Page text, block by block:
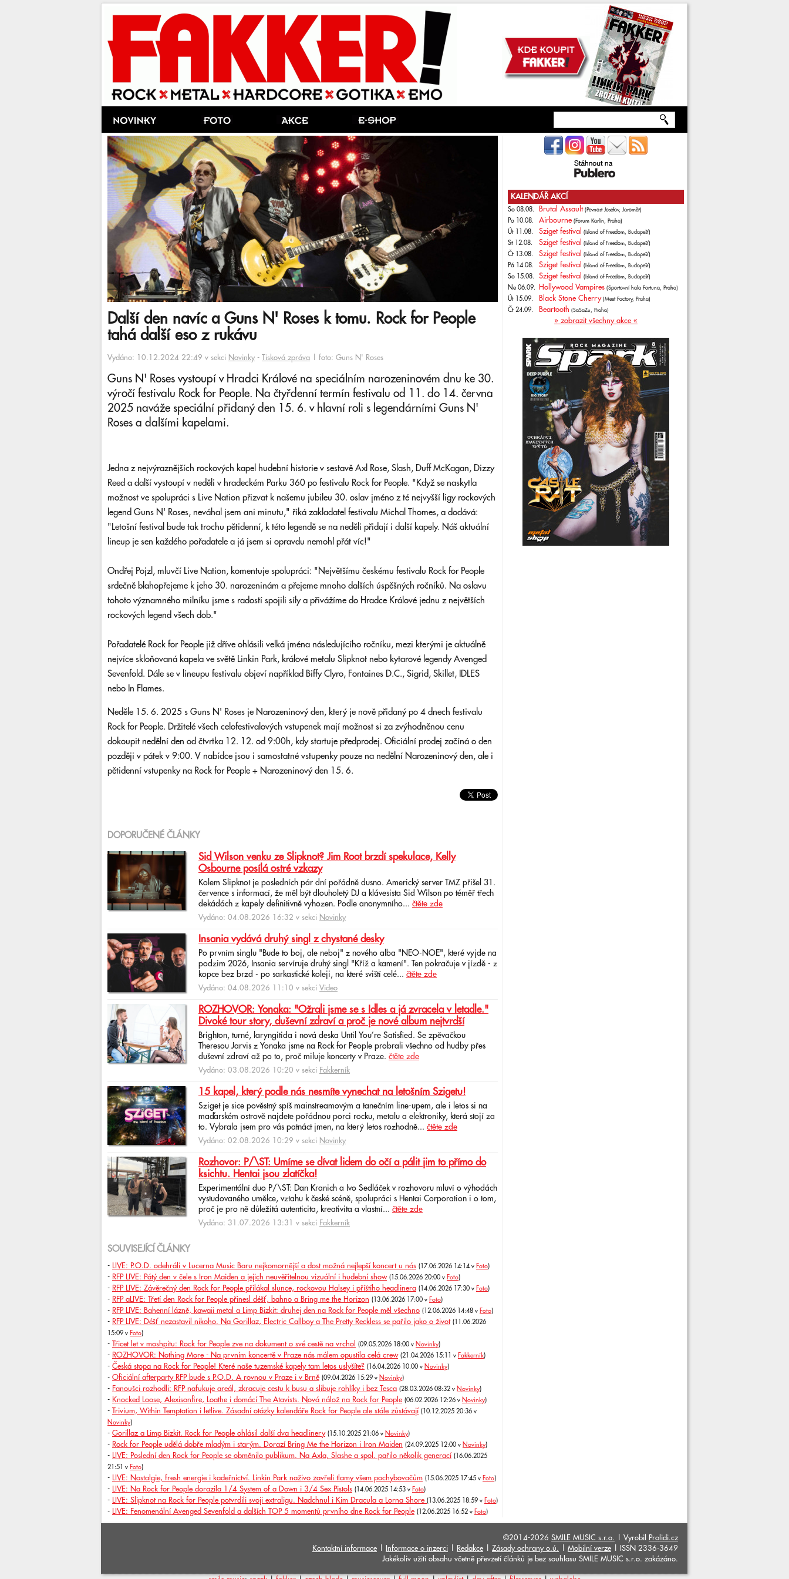
Další den navíc a Guns N' Roses k tomu. Rock for People
tahá další eso z rukávu
Vydáno: 10.12.2024 22:49 v sekci Novinky - Tisková zpráva | foto: Guns N' Roses
Guns N' Roses vystoupí v Hradci Králové na speciálním narozeninovém dnu ke 30.
výročí festivalu Rock for People. Na čtyřdenní termín festivalu od 11. do 14. června
2025 naváže speciální přidaný den 15. 6. v hlavní roli s legendárními Guns N'
Roses a dalšími kapelami.
Jedna z nejvýraznějších rockových kapel hudební historie v sestavě Axl Rose, Slash, Duff McKagan, Dizzy
Reed a další vystoupí v neděli v hradeckém Parku 360 po festivalu Rock for People. "Když se naskytla
možnost ve spolupráci s Live Nation přizvat k našemu jubileu 30. oslav jméno z té nejvyšší ligy rockových
legend Guns N' Roses, neváhal jsem ani minutu," říká zakladatel festivalu Michal Thomes, a dodává:
"Letošní festival bude tak trochu pětidenní, k této legendě se na neděli přidají i další kapely. Náš aktuální
lineup je sen každého pořadatele a já jsem si opravdu nemohl přát víc!"
Ondřej Pojzl, mluvčí Live Nation, komentuje spolupráci: "Největšímu českému festivalu Rock for People
srdečně blahopřejeme k jeho 30. narozeninám a přejeme mnoho dalších úspěšných ročníků. Na oslavu
tohoto významného milníku jsme s radostí spojili síly a přivážíme do Hradce Králové jednu z největších
rockových legend všech dob."
Pořadatelé Rock for People již dříve ohlásili velká jména následujícího ročníku, mezi kterými je aktuálně
nejvíce skloňovaná kapela ve světě Linkin Park, králové metalu Slipknot nebo kytarové legendy Avenged
Sevenfold. Dále se v lineupu festivalu objeví například Biffy Clyro, Fontaines D.C., Sigrid, Skillet, IDLES
nebo In Flames.
Neděle 15. 6. 2025 s Guns N' Roses je Narozeninový den, který je nově přidaný po 4 dnech festivalu
Rock for People. Držitelé všech celofestivalových vstupenek mají možnost si za zvýhodněnou cenu
dokoupit nedělní den od čtvrtka 12. 12. od 9:00h, kdy startuje předprodej. Oficiální prodej začíná o den
později v pátek v 9:00. V nabídce jsou i samostatné vstupenky pouze na nedělní Narozeninový den, ale i
pětidenní vstupenky na Rock for People + Narozeninový den 15. 6.
DOPORUČENÉ ČLÁNKY
Sid Wilson venku ze Slipknot? Jim Root brzdí spekulace, Kelly
Osbourne posílá ostré vzkazy
Kolem Slipknot je posledních pár dní pořádně dusno. Americký server TMZ přišel 31.
července s informací, že měl být dlouholetý DJ a klávesista Sid Wilson po téměř třech
dekádách z kapely definitivně vyhozen. Podle anonymního... čtěte zde
Vydáno: 04.08.2026 16:32 v sekci Novinky
Insania vydává druhý singl z chystané desky
Po prvním singlu "Bude to boj, ale neboj" z nového alba "NEO-NOE", které vyjde na
podzim 2026, Insania servíruje druhý singl "Kříž a kamení". Ten pokračuje v jízdě - z
kopce bez brzd - po sarkastické koleji, na které sviští celé... čtěte zde
Vydáno: 04.08.2026 11:10 v sekci Video
ROZHOVOR: Yonaka: "Ožrali jsme se s Idles a já zvracela v letadle."
Divoké tour story, duševní zdraví a proč je nové album nejtvrdší
Brighton, turné, laryngitida i nová deska Until You’re Satisfied. Se zpěvačkou
Theresou Jarvis z Yonaka jsme na Rock for People probrali všechno od hudby přes
duševní zdraví až po to, proč miluje koncerty v Praze. čtěte zde
Vydáno: 03.08.2026 10:20 v sekci Fakkerník
15 kapel, který podle nás nesmíte vynechat na letošním Szigetu!
Sziget je sice pověstný spíš mainstreamovým a tanečním line-upem, ale i letos si na
maďarském ostrově najdete pořádnou porci rocku, metalu a elektroniky, která stojí za
to. Vybrala jsem pro vás patnáct jmen, na který letos rozhodně... čtěte zde
Vydáno: 02.08.2026 10:29 v sekci Novinky
Rozhovor: P/\ST: Umíme se dívat lidem do očí a pálit jim to přímo do
ksichtu. Hentai jsou zlatíčka!
Experimentální duo P/\ST: Dan Kranich a Ivo Sedláček v rozhovoru mluví o výhodách
vystudovaného umělce, vztahu k české scéně, spolupráci s Hentai Corporation i o tom,
proč je pro ně důležitá autenticita, kreativita a vlastní... čtěte zde
Vydáno: 31.07.2026 13:31 v sekci Fakkerník
SOUVISEJÍCÍ ČLÁNKY
- LIVE: P.O.D. odehráli v Lucerna Music Baru nejkomornější a dost možná nejlepší koncert u nás (17.06.2026 14:14 v Foto)
- RFP LIVE: Pátý den v čele s Iron Maiden a jejich neuvěřitelnou vizuální i hudební show (15.06.2026 20:00 v Foto)
- RFP LIVE: Závěrečný den Rock for People přilákal slunce, rockovou Halsey i příštího headlinera (14.06.2026 17:30 v Foto)
- RFP aLIVE: Třetí den Rock for People přinesl déšť, bahno a Bring me the Horizon (13.06.2026 17:00 v Foto)
- RFP LIVE: Bahenní lázně, kawaii metal a Limp Bizkit: druhej den na Rock for People měl všechno (12.06.2026 14:48 v Foto)
- RFP LIVE: Déšť nezastavil nikoho. Na Gorillaz, Electric Callboy a The Pretty Reckless se pařilo jako o život (11.06.2026
15:09 v Foto)
- Třicet let v moshpitu: Rock for People zve na dokument o své cestě na vrchol (09.05.2026 18:00 v Novinky)
- ROZHOVOR: Nothing More - Na prvním koncertě v Praze nás málem opustila celá crew (21.04.2026 15:11 v Fakkerník)
- Česká stopa na Rock for People! Které naše tuzemské kapely tam letos uslyšíte? (16.04.2026 10:00 v Novinky)
- Oficiální afterparty RFP bude s P.O.D. A rovnou v Praze i v Brně (09.04.2026 15:29 v Novinky)
- Fanoušci rozhodli: RFP nafukuje areál, zkracuje cestu k busu a slibuje rohlíky i bez Tesca (28.03.2026 08:32 v Novinky)
- Knocked Loose, Alexisonfire, Loathe i domácí The Atavists. Nová nálož na Rock for People (06.02.2026 12:26 v Novinky)
- Trivium, Within Temptation i letlive. Zásadní otázky kalendáře Rock for People ale stále zůstávají (10.12.2025 20:36 v
Novinky)
- Gorillaz a Limp Bizkit. Rock for People ohlásil další dva headlinery (15.10.2025 21:06 v Novinky)
- Rock for People udělá dobře mladým i starým. Dorazí Bring Me the Horizon i Iron Maiden (24.09.2025 12:00 v Novinky)
- LIVE: Poslední den Rock for People se obměnilo publikum. Na Axla, Slashe a spol. pařilo několik generací (16.06.2025
21:51 v Foto)
- LIVE: Nostalgie, fresh energie i kadeřnictví. Linkin Park naživo zavřeli tlamy všem pochybovačům (15.06.2025 17:45 v Foto)
- LIVE: Na Rock for People dorazila 1/4 System of a Down i 3/4 Sex Pistols (14.06.2025 14:53 v Foto)
- LIVE: Slipknot na Rock for People potvrdili svoji extraligu. Nadchnul i Kim Dracula a Lorna Shore (13.06.2025 18:59 v Foto)
- LIVE: Fenomenální Avenged Sevenfold a dalších TOP 5 momentů prvního dne Rock for People (12.06.2025 16:52 v Foto)
KALENDÁŘ AKCÍ
So 08.08. Brutal Assault (Pevnost Josefov, Jaroměř)
Po 10.08. Airbourne (Forum Karlín, Praha)
Út 11.08. Sziget festival (Island of Freedom, Budapešť)
St 12.08. Sziget festival (Island of Freedom, Budapešť)
Čt 13.08. Sziget festival (Island of Freedom, Budapešť)
Pá 14.08. Sziget festival (Island of Freedom, Budapešť)
So 15.08. Sziget festival (Island of Freedom, Budapešť)
Ne 06.09. Hollywood Vampires (Sportovní hala Fortuna, Praha)
Út 15.09. Black Stone Cherry (Meet Factory, Praha)
Čt 24.09. Beartooth (SaSaZu, Praha)
» zobrazit všechny akce «
©2014-2026 SMILE MUSIC s.r.o. | Vyrobil
Prolidi.cz
Kontaktní informace
Informace o inzerci Redakce Zásady ochrany o.ú. Mobilní verze | ISSN 2336-3649
Jakékoliv užití obsahu včetně převzetí článků je bez souhlasu SMILE MUSIC s.r.o. zakázáno.